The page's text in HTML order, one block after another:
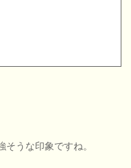
うな印象ですね。